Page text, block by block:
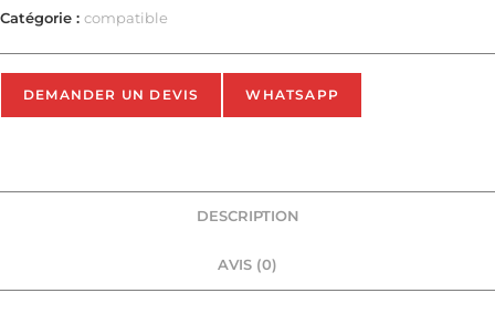
Catégorie : compatible
DEMANDER UN DEVIS WHATSAPP
DESCRIPTION
AVIS (0)